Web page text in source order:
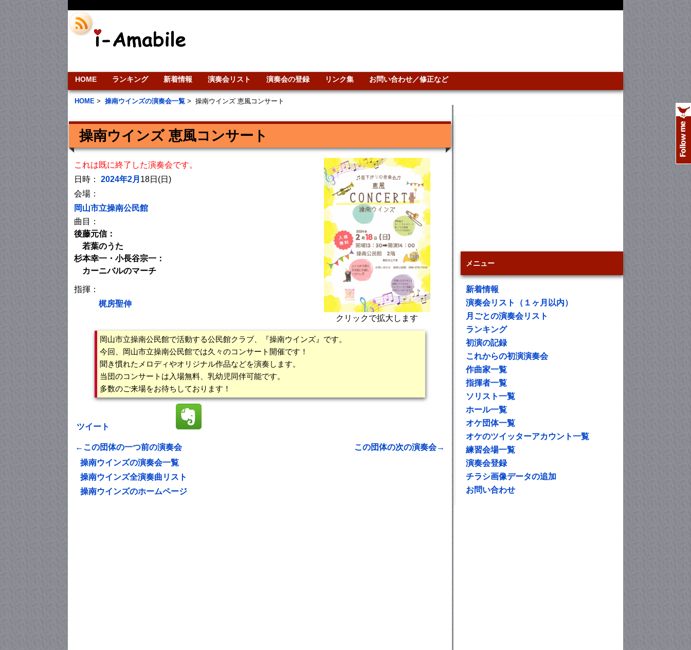
HOME ランキング 新着情報 演奏会リスト 演奏会の登録 リンク集 お問い合わせ／修正など
HOME > 操南ウインズの演奏会一覧 > 操南ウインズ 恵風コンサート
操南ウインズ 恵風コンサート
クリックで拡大します
これは既に終了した演奏会です。
日時： 2024年2月 18日(日)
会場：
岡山市立操南公民館
曲目：
後藤元信：
若葉のうた
杉本幸一・小長谷宗一：
カーニバルのマーチ
指揮：
梶房聖伸
岡山市立操南公民館で活動する公民館クラブ、『操南ウインズ』です。
今回、岡山市立操南公民館では久々のコンサート開催です！
聞き慣れたメロディやオリジナル作品などを演奏します。
当団のコンサートは入場無料、乳幼児同伴可能です。
多数のご来場をお待ちしております！
ツイート
←この団体の一つ前の演奏会
この団体の次の演奏会→
操南ウインズの演奏会一覧
操南ウインズ全演奏曲リスト
操南ウインズのホームページ
メニュー
新着情報
演奏会リスト（１ヶ月以内）
月ごとの演奏会リスト
ランキング
初演の記録
これからの初演演奏会
作曲家一覧
指揮者一覧
ソリスト一覧
ホール一覧
オケ団体一覧
オケのツイッターアカウント一覧
練習会場一覧
演奏会登録
チラシ画像データの追加
お問い合わせ